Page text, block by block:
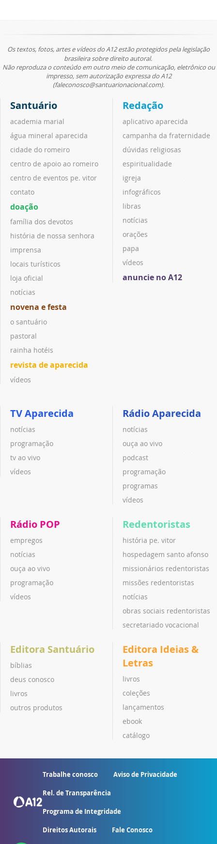
Os textos, fotos, artes e vídeos do A12 estão protegidos pela legislação
brasileira sobre direito autoral.
Não reproduza o conteúdo em outro meio de comunicação, eletrônico ou
impresso, sem autorização expressa do A12
(faleconosco@santuarionacional.com).
Santuário
academia marial
água mineral aparecida
cidade do romeiro
centro de apoio ao romeiro
centro de eventos pe. vitor
contato
doação
família dos devotos
história de nossa senhora
imprensa
locais turísticos
loja oficial
notícias
novena e festa
o santuário
pastoral
rainha hotéis
revista de aparecida
vídeos
Redação
aplicativo aparecida
campanha da fraternidade
dúvidas religiosas
espiritualidade
igreja
infográficos
libras
notícias
orações
papa
vídeos
anuncie no A12
TV Aparecida
notícias
programação
tv ao vivo
vídeos
Rádio Aparecida
notícias
ouça ao vivo
podcast
programação
programas
vídeos
Rádio POP
empregos
notícias
ouça ao vivo
programação
vídeos
Redentoristas
história pe. vitor
hospedagem santo afonso
missionários redentoristas
missões redentoristas
notícias
obras sociais redentoristas
secretariado vocacional
Editora Santuário
bíblias
deus conosco
livros
outros produtos
Editora Ideias &
Letras
livros
coleções
lançamentos
ebook
catálogo
Trabalhe conosco Aviso de Privacidade
Rel. de Transparência
Programa de Integridade
Direitos Autorais Fale Conosco